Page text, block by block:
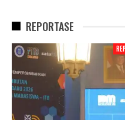
REPORTASE
REPORTASE